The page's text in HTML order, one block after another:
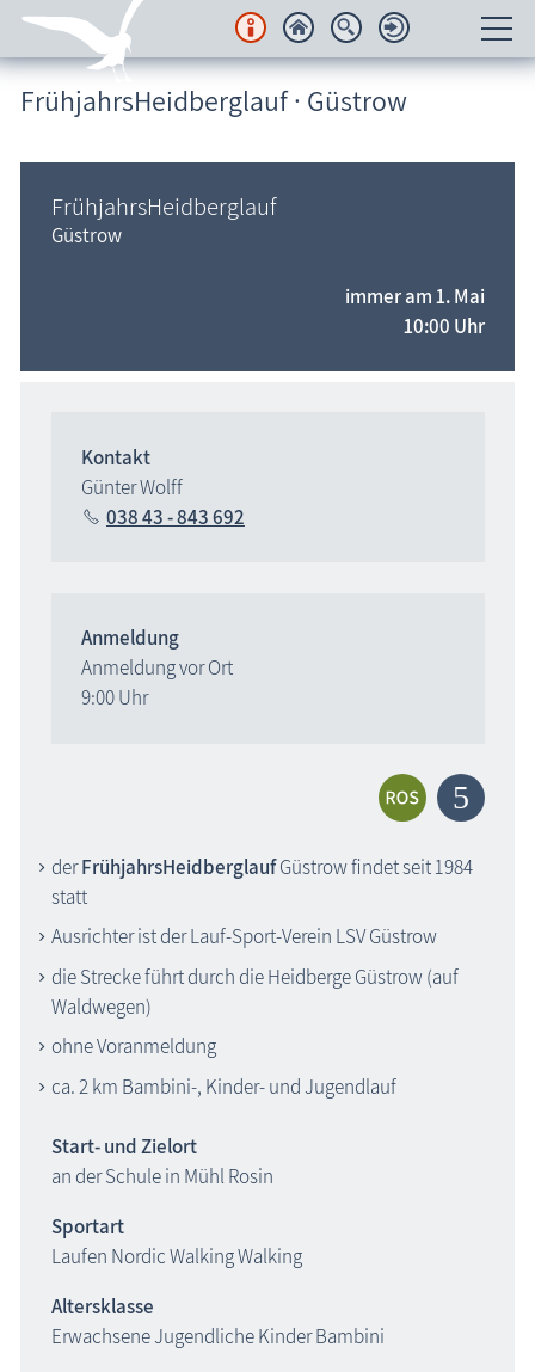
Unterkünfte
Regionales
Urlaubsorte
Veranstaltungen
Blog
FrühjahrsHeidberglauf · Güstrow
FrühjahrsHeidberglauf
Güstrow
immer am 1. Mai
10:00 Uhr
Kontakt
Günter Wolff
038 43 - 843 692
Anmeldung
Anmeldung vor Ort
9:00 Uhr
derFrühjahrsHeidberglaufGüstrow findet seit 1984
statt
Ausrichter ist der Lauf-Sport-Verein LSV Güstrow
die Strecke führt durch die Heidberge Güstrow (auf
Waldwegen)
ohne Voranmeldung
ca. 2 km Bambini-, Kinder- und Jugendlauf
Start- und Zielort
an der Schule in Mühl Rosin
Sportart
Laufen Nordic Walking Walking
Altersklasse
Erwachsene Jugendliche Kinder Bambini